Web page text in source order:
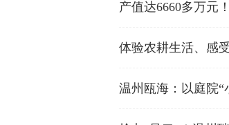
产值达6660多万元
体验农耕生活、感
温州瓯海：以庭院“